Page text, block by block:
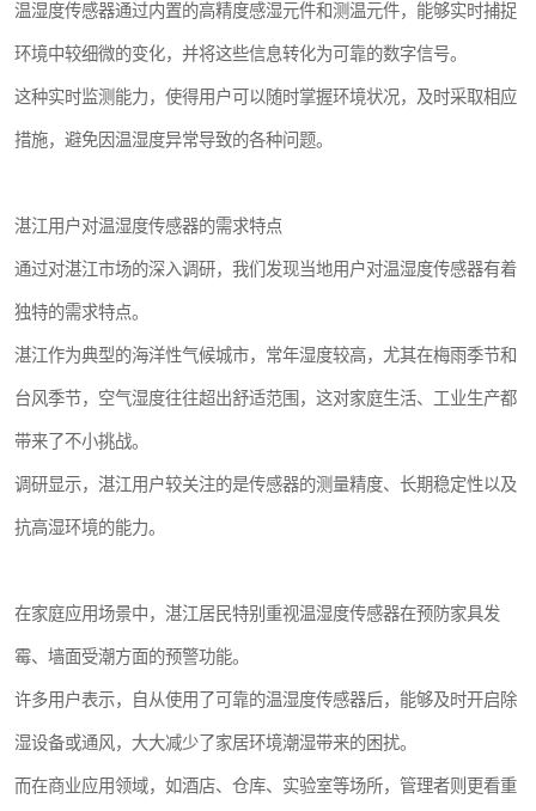
温湿度传感器通过内置的高精度感湿元件和测温元件，能够实时捕捉
环境中较细微的变化，并将这些信息转化为可靠的数字信号。
这种实时监测能力，使得用户可以随时掌握环境状况，及时采取相应
措施，避免因温湿度异常导致的各种问题。
湛江用户对温湿度传感器的需求特点
通过对湛江市场的深入调研，我们发现当地用户对温湿度传感器有着
独特的需求特点。
湛江作为典型的海洋性气候城市，常年湿度较高，尤其在梅雨季节和
台风季节，空气湿度往往超出舒适范围，这对家庭生活、工业生产都
带来了不小挑战。
调研显示，湛江用户较关注的是传感器的测量精度、长期稳定性以及
抗高湿环境的能力。
在家庭应用场景中，湛江居民特别重视温湿度传感器在预防家具发
霉、墙面受潮方面的预警功能。
许多用户表示，自从使用了可靠的温湿度传感器后，能够及时开启除
湿设备或通风，大大减少了家居环境潮湿带来的困扰。
而在商业应用领域，如酒店、仓库、实验室等场所，管理者则更看重